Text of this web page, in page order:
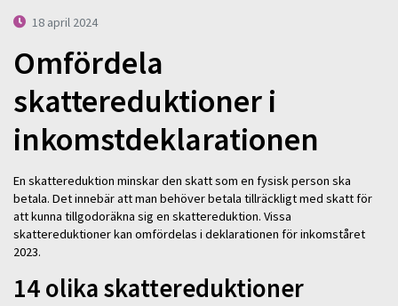
18 april 2024
Omfördela
skattereduktioner i
inkomstdeklarationen
En skattereduktion minskar den skatt som en fysisk person ska
betala. Det innebär att man behöver betala tillräckligt med skatt för
att kunna tillgodoräkna sig en skattereduktion. Vissa
skattereduktioner kan omfördelas i deklarationen för inkomståret
2023.
14 olika skattereduktioner